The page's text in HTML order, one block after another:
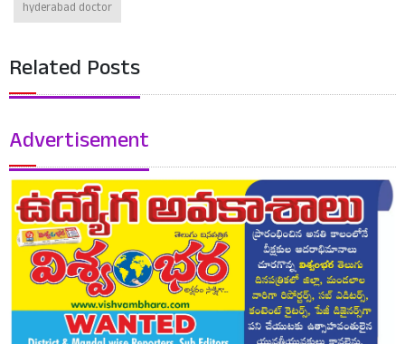
hyderabad doctor
Related Posts
Advertisement